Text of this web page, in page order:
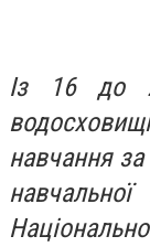
Із 16 до
навчання за
навчальної